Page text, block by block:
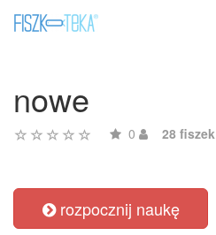
nowe
0 28 fiszek
rozpocznij naukę